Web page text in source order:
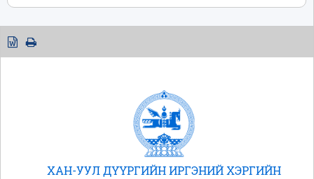
ХАН-УУЛ ДҮҮРГИЙН ИРГЭНИЙ ХЭРГИЙН